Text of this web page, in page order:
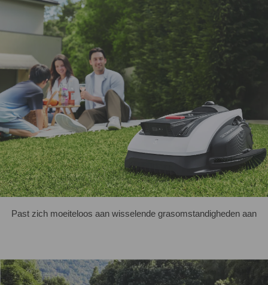
Past zich moeiteloos aan wisselende grasomstandigheden aan